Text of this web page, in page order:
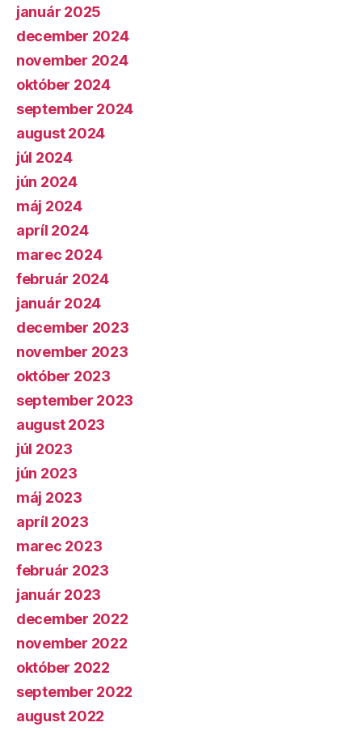
január 2025
december 2024
november 2024
október 2024
september 2024
august 2024
júl 2024
jún 2024
máj 2024
apríl 2024
marec 2024
február 2024
január 2024
december 2023
november 2023
október 2023
september 2023
august 2023
júl 2023
jún 2023
máj 2023
apríl 2023
marec 2023
február 2023
január 2023
december 2022
november 2022
október 2022
september 2022
august 2022